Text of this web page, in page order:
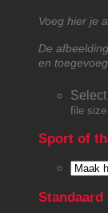
Voeg hier je
De
en
file
Sport of
Standaard